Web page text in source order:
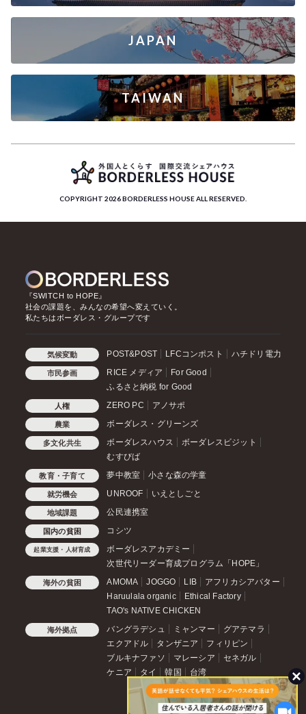
JAPAN
TAIWAN
COPYRIGHT 2026 BORDERLESS HOUSE ALL RESERVED.
『SWITCH to HOPE』
社会の課題を、みんなの希望へ変えていく。
私たちはボーダレス・グループです
気候変動 POST&POST LFCコンポスト ハチドリ電力
市民参画 RICE メディア
For Good
ふるさと納税 for Good
人権 ZERO PC アノサポ
農業 ボーダレス・グリーンズ
多文化共生 ボーダレスハウス
ボーダレスビジット
むすびば
教育・子育て 夢中教室 小さな森の学童
就労機会 UNROOF いえとしごと
地域課題 公民連携室
国内の貧困 コシツ
起業支援・人材育成
ボーダレスアカデミー
次世代リーダー育成プログラム「HOPE」
海外の貧困 AMOMA JOGGO LIB
アフリカシアバター
Haruulala organic
Ethical Factory
TAO's NATIVE CHICKEN
海外拠点 バングラデシュ ミャンマー
グアテマラ
エクアドル
タンザニア
フィリピン
ブルキナファソ
マレーシア
セネガル
ケニア
タイ 韓国 台湾